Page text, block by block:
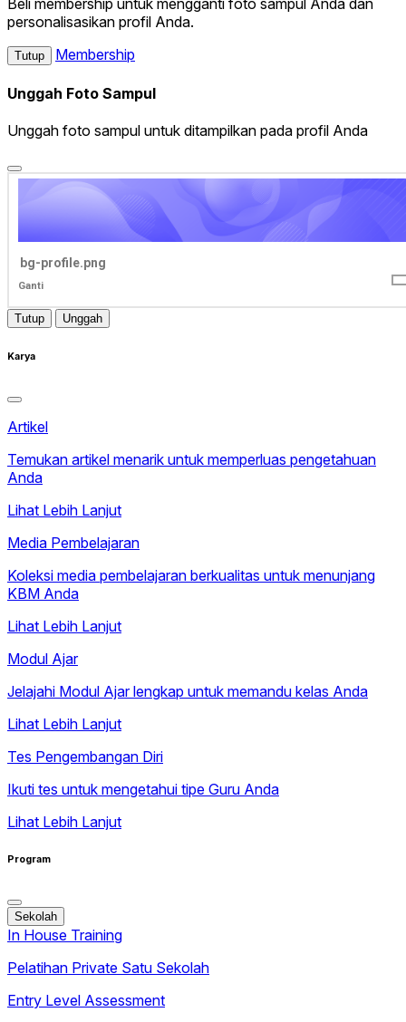
personalisasikan profil Anda.
Tutup Membership
Unggah Foto Sampul
Unggah foto sampul untuk ditampilkan pada profil Anda
bg-profile.png
Ganti
Tutup Unggah
Karya
Artikel
Temukan artikel menarik untuk memperluas pengetahuan
Anda
Lihat Lebih Lanjut
Media Pembelajaran
Koleksi media pembelajaran berkualitas untuk menunjang
KBM Anda
Lihat Lebih Lanjut
Modul Ajar
Jelajahi Modul Ajar lengkap untuk memandu kelas Anda
Lihat Lebih Lanjut
Tes Pengembangan Diri
Ikuti tes untuk mengetahui tipe Guru Anda
Lihat Lebih Lanjut
Program
Sekolah
In House Training
Pelatihan Private Satu Sekolah
Entry Level Assessment